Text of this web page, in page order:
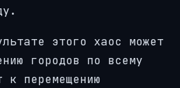
этого хаос может
городов по всему
к перемещению